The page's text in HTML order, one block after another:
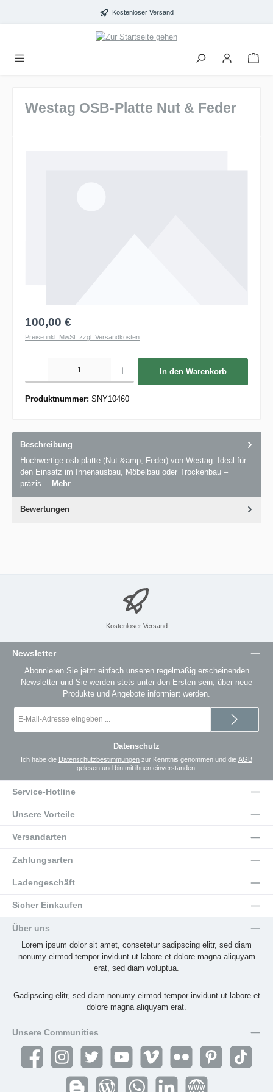
Kostenloser Versand
Westag OSB-Platte Nut & Feder
100,00 €
Preise inkl. MwSt. zzgl. Versandkosten
In den Warenkorb
Produktnummer: SNY10460
Beschreibung
Hochwertige osb-platte (Nut &amp; Feder) von Westag. Ideal für
den Einsatz im Innenausbau, Möbelbau oder Trockenbau –
präzis… Mehr
Bewertungen
Kostenloser Versand
Newsletter
Abonnieren Sie jetzt einfach unseren regelmäßig erscheinenden
Newsletter und Sie werden stets unter den Ersten sein, über neue
Produkte und Angebote informiert werden.
Mail-
Datenschutz
Ich habe die Datenschutzbestimmungen zur Kenntnis genommen und die AGB
gelesen und bin mit ihnen einverstanden.
Service-Hotline
Unsere Vorteile
Versandarten
Zahlungsarten
Ladengeschäft
Sicher Einkaufen
Über uns
Lorem ipsum dolor sit amet, consetetur sadipscing elitr, sed diam
nonumy eirmod tempor invidunt ut labore et dolore magna aliquyam
erat, sed diam voluptua.
Gadipscing elitr, sed diam nonumy eirmod tempor invidunt ut labore et
dolore magna aliquyam erat.
Unsere Communities
Facebook Instagram Twitter YouTube Vimeo Flickr Pinterest TikTok